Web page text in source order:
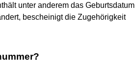
unter anderem das Geburtsdatum
bescheinigt die Zugehörigkeit